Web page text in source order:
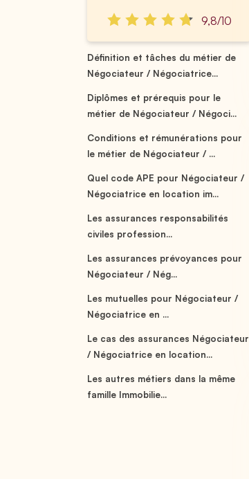
9,8/10
Définition et tâches du métier de
Négociateur / Négociatrice...
Diplômes et prérequis pour le
métier de Négociateur / Négoci...
Conditions et rémunérations pour
le métier de Négociateur / ...
Quel code APE pour Négociateur /
Négociatrice en location im...
Les assurances responsabilités
civiles profession...
Les assurances prévoyances pour
Négociateur / Nég...
Les mutuelles pour Négociateur /
Négociatrice en ...
Le cas des assurances Négociateur
/ Négociatrice en location...
Les autres métiers dans la même
famille Immobilie...